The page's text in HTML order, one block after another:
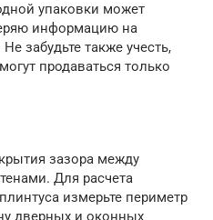
упаковки может
информацию на
забудьте также учесть,
продаваться только
зазора между
Для расчета
измерьте периметр
дверных и оконных